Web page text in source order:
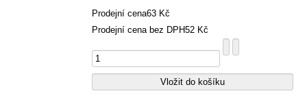
Prodejní cena63 Kč
Prodejní cena bez DPH52 Kč